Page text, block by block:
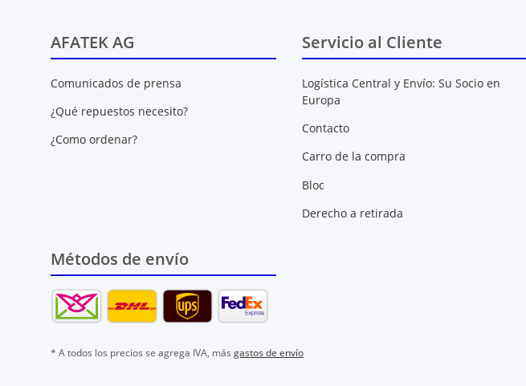
AFATEK AG
Comunicados de prensa
¿Qué repuestos necesito?
¿Como ordenar?
Servicio al Cliente
Logística Central y Envío: Su Socio en
Europa
Contacto
Carro de la compra
Bloc
Derecho a retirada
Métodos de envío
* A todos los precios se agrega IVA, más gastos de envío